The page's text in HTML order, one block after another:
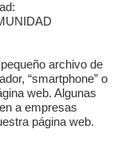
archivo de
“smartphone” o
web. Algunas
a empresas
página web.